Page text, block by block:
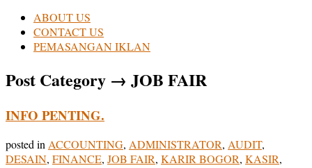
ABOUT US
CONTACT US
PEMASANGAN IKLAN
Post Category → JOB FAIR
INFO PENTING.
posted inACCOUNTING, ADMINISTRATOR, AUDIT,
DESAIN, FINANCE, JOB FAIR, KARIR BOGOR, KASIR,